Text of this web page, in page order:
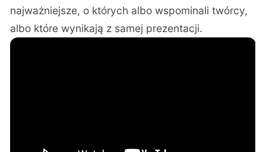
najważniejsze, o których albo wspominali twórcy,
albo które wynikają z samej prezentacji.